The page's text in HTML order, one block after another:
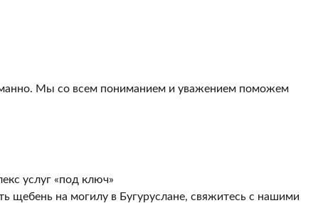
Мы со всем пониманием и уважением поможем
услуг «под ключ»
щебень на могилу в Бугуруслане, свяжитесь с нашими